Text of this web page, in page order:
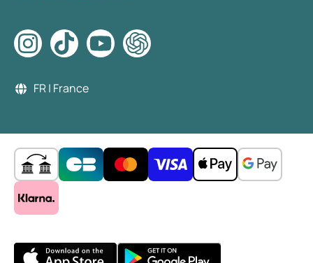
FR | France